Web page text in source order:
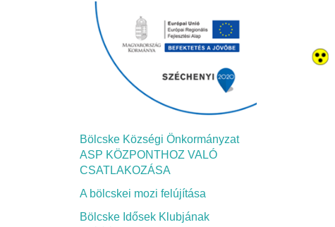
Bölcske Községi Önkormányzat
ASP KÖZPONTHOZ VALÓ
CSATLAKOZÁSA
A bölcskei mozi felújítása
Bölcske Idősek Klubjának